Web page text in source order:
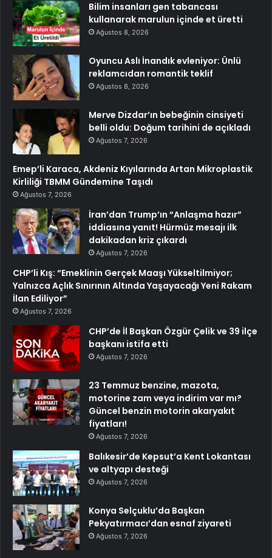
Bilim insanları gen tabancası
kullanarak marulun içinde et üretti
Ağustos 8, 2026
Oyuncu Aslı İnandık evleniyor: Ünlü
reklamcıdan romantik teklif
Ağustos 8, 2026
Merve Dizdar’ın bebeğinin cinsiyeti
belli oldu: Doğum tarihini de açıkladı
Ağustos 7, 2026
Emep’li Karaca, Akdeniz Kıyılarında Artan Mikroplastik
Kirliliği TBMM Gündemine Taşıdı
Ağustos 7, 2026
İran’dan Trump’ın “Anlaşma hazır”
iddiasına yanıt! Hürmüz mesajı ilk
dakikadan kriz çıkardı
Ağustos 7, 2026
CHP’li Kış: “Emeklinin Gerçek Maaşı Yükseltilmiyor;
Yalnızca Açlık Sınırının Altında Yaşayacağı Yeni Rakam
İlan Ediliyor”
Ağustos 7, 2026
CHP’de İl Başkan Özgür Çelik ve 39 ilçe
başkanı istifa etti
Ağustos 7, 2026
23 Temmuz benzine, mazota,
motorine zam veya indirim var mı?
Güncel benzin motorin akaryakıt
fiyatları!
Ağustos 7, 2026
Balıkesir’de Kepsut’a Kent Lokantası
ve altyapı desteği
Ağustos 7, 2026
Konya Selçuklu’da Başkan
Pekyatırmacı’dan esnaf ziyareti
Ağustos 7, 2026